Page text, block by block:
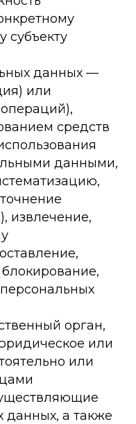
субъекту
данных —
или
средств
данными,
извлечение,
орган,
или
или
данных, а также